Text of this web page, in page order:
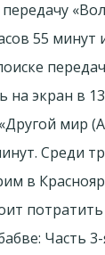
55 минут
на экран в
мир
Среди
в
Часть